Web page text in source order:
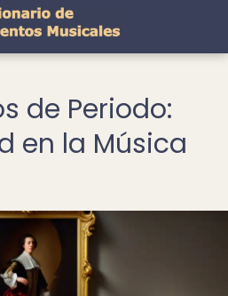
de Periodo:
en la Música